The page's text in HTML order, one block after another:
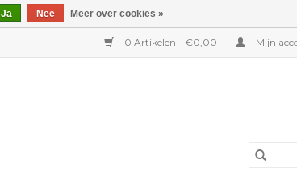
0 Artikelen - €0,00 Mijn
Ja Nee Meer over cookies »